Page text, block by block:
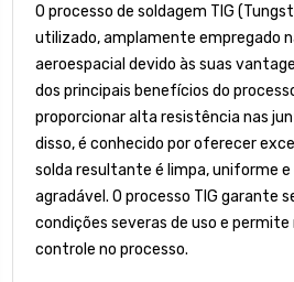
O processo de soldagem TIG
utilizado, amplamente empregado
aeroespacial devido às suas
dos principais benefícios do
proporcionar alta resistência nas
disso, é conhecido por oferecer
solda resultante é limpa, uniforme
agradável. O processo TIG garante
condições severas de uso e permite
controle no processo.